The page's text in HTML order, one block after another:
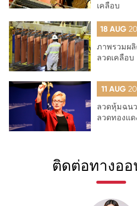
เคลือบ
18 AUG
ภาพรวมผ
ลวดเคลือบ
11 AUG
ลวดหุ้มฉน
ลวดทองแ
ติดต่อทางอ